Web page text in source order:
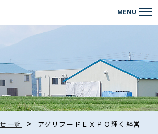
一覧 >
アグリフードＥＸＰＯ輝く経営